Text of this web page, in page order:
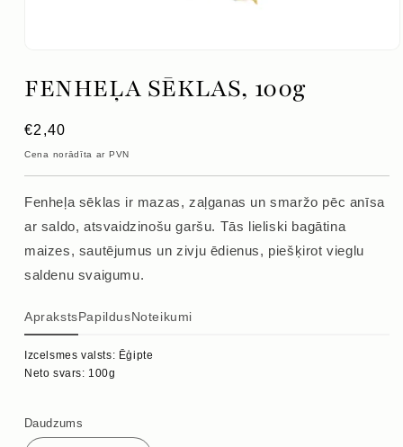
1
modālajā
FENHEĻA SĒKLAS, 100g
Parastā
cena
€2,40
Cena norādīta ar PVN
Fenheļa sēklas ir mazas, zaļganas un smaržo pēc anīsa
ar saldo, atsvaidzinošu garšu. Tās lieliski bagātina
maizes, sautējumus un zivju ēdienus, piešķirot vieglu
saldenu svaigumu.
AprakstsPapildusNoteikumi
Izcelsmes valsts: Ēģipte
Neto svars: 100g
Daudzums